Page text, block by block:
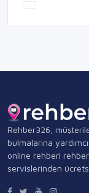
Rehber326,
bulmalarına
online rehberi
servislerinden